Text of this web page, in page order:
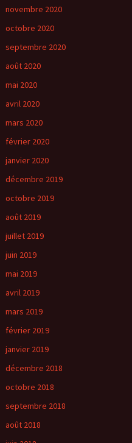
novembre 2020
octobre 2020
septembre 2020
août 2020
mai 2020
avril 2020
mars 2020
février 2020
janvier 2020
décembre 2019
octobre 2019
août 2019
juillet 2019
juin 2019
mai 2019
avril 2019
mars 2019
février 2019
janvier 2019
décembre 2018
octobre 2018
septembre 2018
août 2018